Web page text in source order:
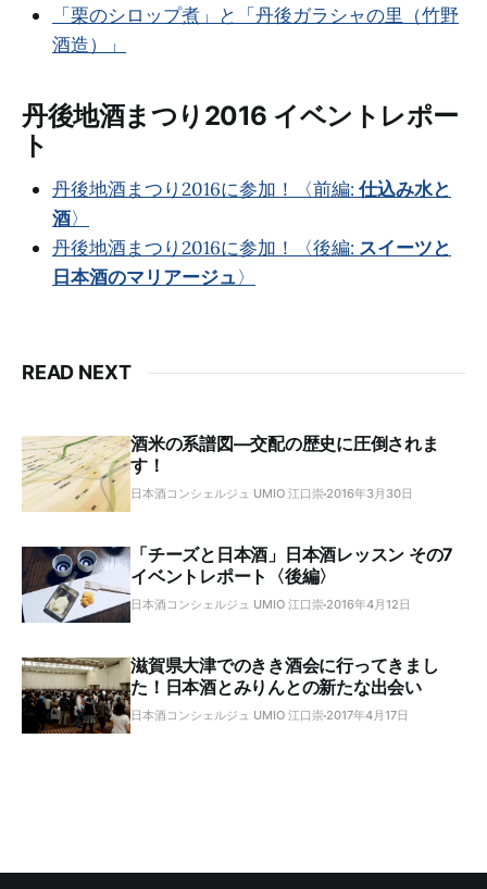
「栗のシロップ煮」と「丹後ガラシャの里（竹野
酒造）」
丹後地酒まつり2016 イベントレポー
ト
丹後地酒まつり2016に参加！〈前編:仕込み水と
酒〉
丹後地酒まつり2016に参加！〈後編: スイーツと
日本酒のマリアージュ〉
READ NEXT
酒米の系譜図―交配の歴史に圧倒されま
す！
日本酒コンシェルジュ UMIO 江口崇 2016年3月30日
「チーズと日本酒」日本酒レッスン その7
イベントレポート〈後編〉
日本酒コンシェルジュ UMIO 江口崇 2016年4月12日
滋賀県大津でのきき酒会に行ってきまし
た！日本酒とみりんとの新たな出会い
日本酒コンシェルジュ UMIO 江口崇 2017年4月17日